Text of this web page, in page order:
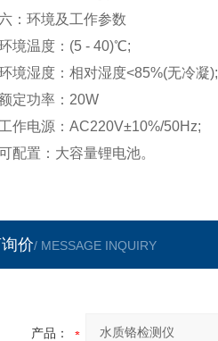
环境及工作参数
温度：(5 - 40)℃;
湿度：相对湿度<85%(无冷凝);
功率：20W
电源：AC220V±10%/50Hz;
置：大容量锂电池。
价/ MESSAGE INQUIRY
产品：